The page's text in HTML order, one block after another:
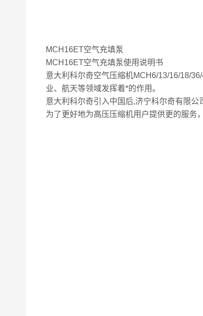
MCH16ET空气充填泵
MCH16ET空气充填泵使用说明书
意大利科尔奇空气压缩机MCH6/13/16/18/
业、航天等领域发挥着*的作用。
意大利科尔奇引入中国后,济宁科尔奇有限
为了更好地为高压压缩机用户提供更的服务